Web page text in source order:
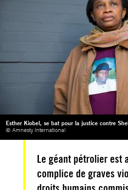
Esther Kiobel, se bat pour la justice contre
© Amnesty International
Le géant pétrolier est
complice de graves